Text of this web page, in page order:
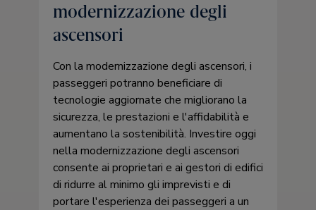
modernizzazione degli
ascensori
Con la modernizzazione degli ascensori, i
passeggeri potranno beneficiare di
tecnologie aggiornate che migliorano la
sicurezza, le prestazioni e l'affidabilità e
aumentano la sostenibilità. Investire oggi
nella modernizzazione degli ascensori
consente ai proprietari e ai gestori di edifici
di ridurre al minimo gli imprevisti e di
portare l'esperienza dei passeggeri a un